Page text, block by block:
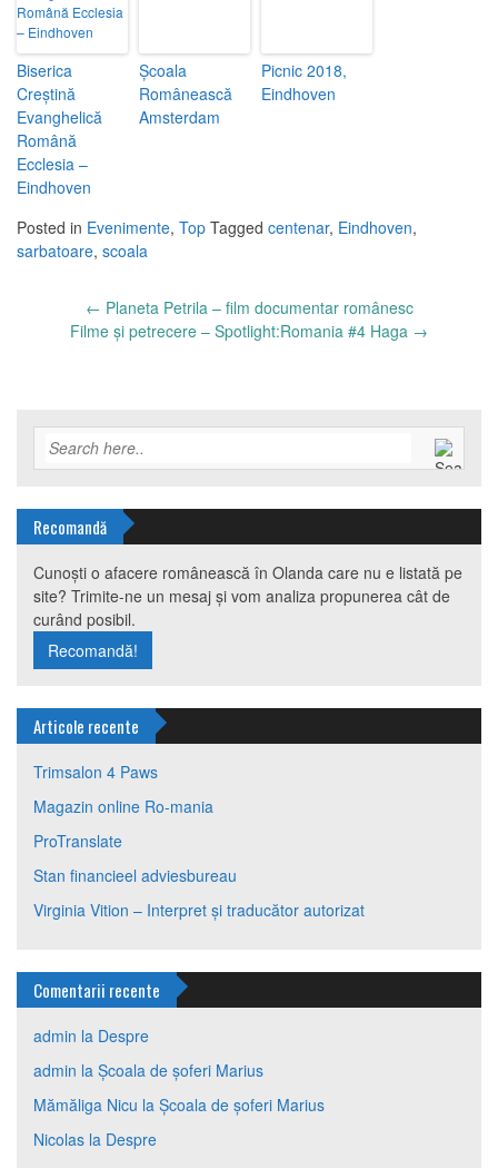
Biserica
Creștină
Evanghelică
Română
Ecclesia –
Eindhoven
Școala
Românească
Amsterdam
Picnic 2018,
Eindhoven
Posted in Evenimente, Top Tagged centenar, Eindhoven,
sarbatoare, scoala
navigation
← Planeta Petrila – film documentar românesc
Filme și petrecere – Spotlight:Romania #4 Haga →
Recomandă
Cunoști o afacere românească în Olanda care nu e listată pe
site? Trimite-ne un mesaj și vom analiza propunerea cât de
curând posibil.
Recomandă!
Articole recente
Trimsalon 4 Paws
Magazin online Ro-mania
ProTranslate
Stan financieel adviesbureau
Virginia Vition – Interpret și traducător autorizat
Comentarii recente
admin la Despre
admin la Școala de șoferi Marius
Mămăliga Nicu la Școala de șoferi Marius
Nicolas la Despre